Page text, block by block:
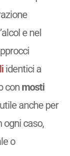
e nel
identici a
con mosti
anche per
ogni caso,
o